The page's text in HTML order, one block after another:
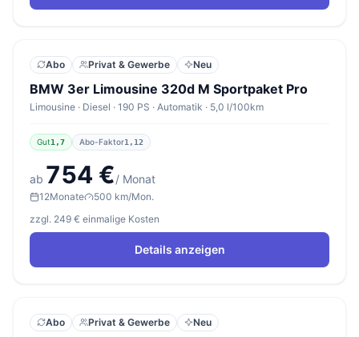
Abo Privat & Gewerbe Neu
BMW 3er Limousine 320d M Sportpaket Pro
Limousine · Diesel · 190 PS · Automatik · 5,0 l/100km
Gut1,7 Abo-Faktor1,12
ab 754 €/ Monat
12Monate
500 km/Mon.
zzgl. 249 € einmalige Kosten
Details anzeigen
Abo Privat & Gewerbe Neu